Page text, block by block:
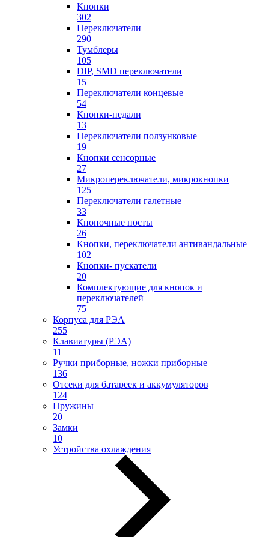
Кнопки
302
Переключатели
290
Тумблеры
105
DIP, SMD переключатели
15
Переключатели концевые
54
Кнопки-педали
13
Переключатели ползунковые
19
Кнопки сенсорные
27
Микропереключатели, микрокнопки
125
Переключатели галетные
33
Кнопочные посты
26
Кнопки, переключатели антивандальные
102
Кнопки- пускатели
20
Комплектующие для кнопок и
переключателей
75
Корпуса для РЭА
255
Клавиатуры (РЭА)
11
Ручки приборные, ножки приборные
136
Отсеки для батареек и аккумуляторов
124
Пружины
20
Замки
10
Устройства охлаждения